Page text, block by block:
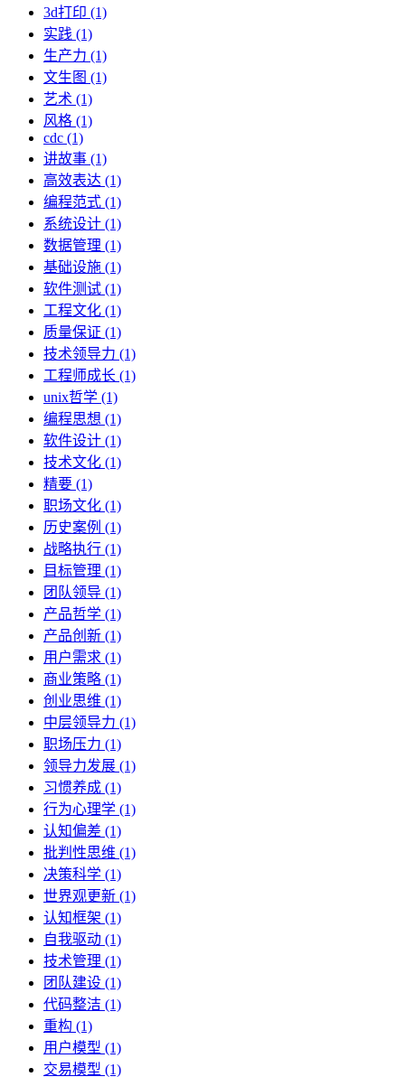
3d打印 (1)
实践 (1)
生产力 (1)
文生图 (1)
艺术 (1)
风格 (1)
cdc (1)
讲故事 (1)
高效表达 (1)
编程范式 (1)
系统设计 (1)
数据管理 (1)
基础设施 (1)
软件测试 (1)
工程文化 (1)
质量保证 (1)
技术领导力 (1)
工程师成长 (1)
unix哲学 (1)
编程思想 (1)
软件设计 (1)
技术文化 (1)
精要 (1)
职场文化 (1)
历史案例 (1)
战略执行 (1)
目标管理 (1)
团队领导 (1)
产品哲学 (1)
产品创新 (1)
用户需求 (1)
商业策略 (1)
创业思维 (1)
中层领导力 (1)
职场压力 (1)
领导力发展 (1)
习惯养成 (1)
行为心理学 (1)
认知偏差 (1)
批判性思维 (1)
决策科学 (1)
世界观更新 (1)
认知框架 (1)
自我驱动 (1)
技术管理 (1)
团队建设 (1)
代码整洁 (1)
重构 (1)
用户模型 (1)
交易模型 (1)